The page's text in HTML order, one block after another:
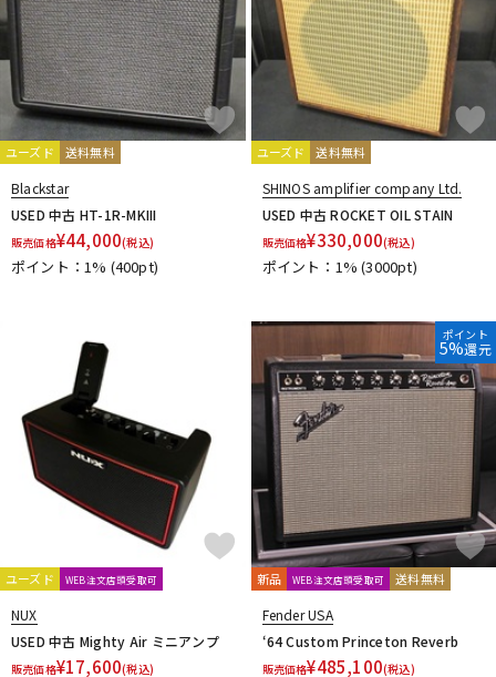
ユーズド 送料無料
Blackstar
USED 中古 HT-1R-MKIII
販売価格¥44,000(税込)
ポイント：1% (400pt)
ユーズド 送料無料
SHINOS amplifier company Ltd.
USED 中古 ROCKET OIL STAIN
販売価格¥330,000(税込)
ポイント：1%(3000pt)
ユーズド WEB注文店頭受取可
NUX
USED 中古 Mighty Air ミニアンプ
販売価格¥17,600(税込)
ポイント
5%還元
新品 WEB注文店頭受取可 送料無料
Fender USA
‘64 Custom Princeton Reverb
販売価格¥485,100(税込)